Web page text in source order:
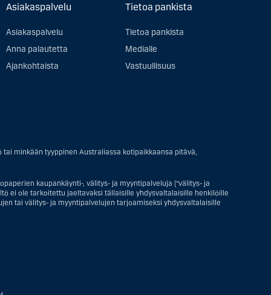
Asiakaspalvelu
Asiakaspalvelu
Anna palautetta
Ajankohtaista
Tietoa pankista
Tietoa pankista
Medialle
Vastuullisuus
minkään tyyppinen Australiassa kotipaikkaansa pitävä,
kaupankäynti-, välitys- ja myyntipalveluja ("välitys- ja
ei ole tarkoitettu jaeltavaksi tällaisille yhdysvaltalaisille henkilöille
tai välitys- ja myyntipalvelujen tarjoamiseksi yhdysvaltalaisille